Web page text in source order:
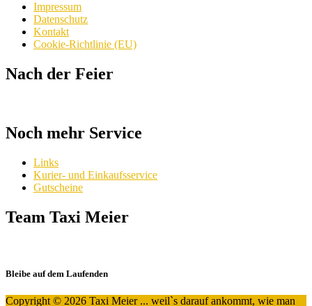
Impressum
Datenschutz
Kontakt
Cookie-Richtlinie (EU)
Nach der Feier
Noch mehr Service
Links
Kurier- und Einkaufsservice
Gutscheine
Team Taxi Meier
Bleibe auf dem Laufenden
Copyright © 2026 Taxi Meier ... weil`s darauf ankommt, wie man